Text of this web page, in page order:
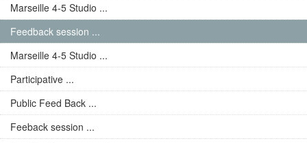
Marseille 4-5 Studio ...
Feedback session ...
Marseille 4-5 Studio ...
Participative ...
Public Feed Back ...
Feeback session ...